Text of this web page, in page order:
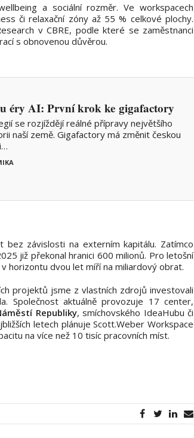
a sociální rozměr. Ve workspacech
či relaxační zóny až 55 % celkové plochy.
v CBRE, podle které se zaměstnanci
s obnovenou důvěrou.
éry AI: První krok ke gigafactory
se rozjíždějí reálné přípravy největšího
naší země. Gigafactory má změnit českou
bez závislosti na externím kapitálu. Zatímco
již překonal hranici 600 milionů. Pro letošní
horizontu dvou let míří na miliardový obrat.
projektů jsme z vlastních zdrojů investovali
Společnost aktuálně provozuje 17 center,
Republiky, smíchovského IdeaHubu či
letech plánuje Scott.Weber Workspace
na více než 10 tisíc pracovních míst.